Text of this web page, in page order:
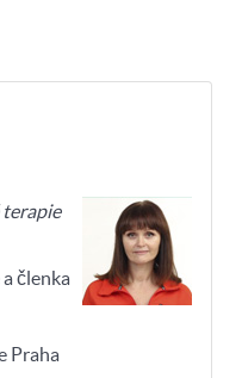
terapie
členka
Praha